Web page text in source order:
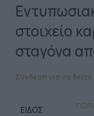
στοιχείο
σταγόνα
Σύνδεση για να δείτε
ΕΊΔΟΣ